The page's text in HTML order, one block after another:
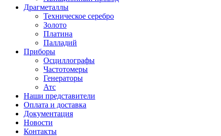
Драгметаллы
Техническое серебро
Золото
Платина
Палладий
Приборы
Осциллографы
Частотомеры
Генераторы
Атс
Наши представители
Оплата и доставка
Документация
Новости
Контакты